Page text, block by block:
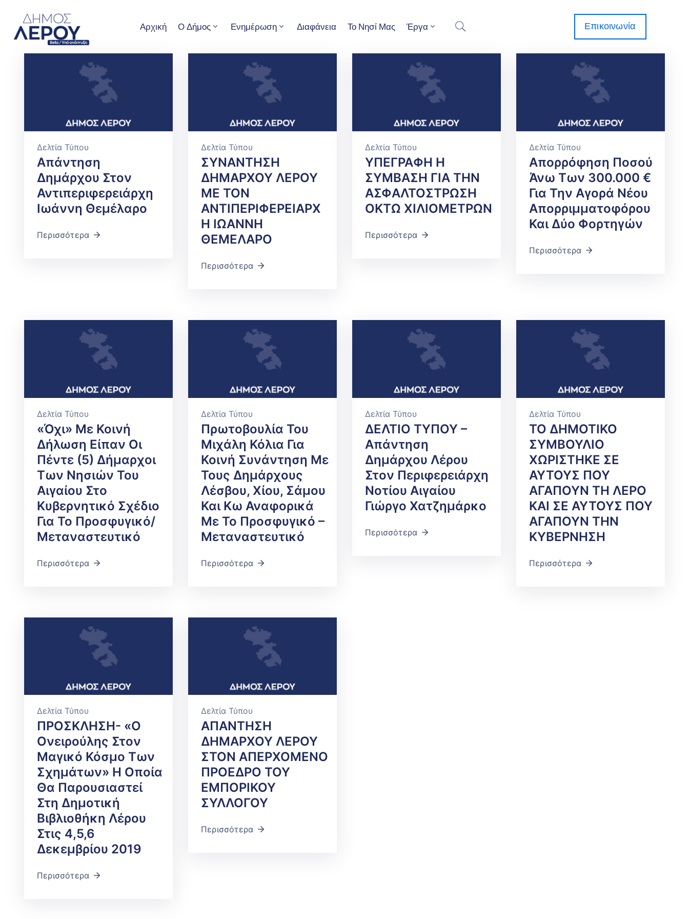
Αρχική Ο Δήμος Ενημέρωση Διαφάνεια Το Νησί Μας Έργα Επικοινωνία
Δελτία Τύπου
Απάντηση
Δημάρχου Στον
Αντιπεριφερειάρχη
Ιωάννη Θεμέλαρο
Περισσότερα
Δελτία Τύπου
ΣΥΝΑΝΤΗΣΗ
ΔΗΜΑΡΧΟΥ ΛΕΡΟΥ
ΜΕ ΤΟΝ
ΑΝΤΙΠΕΡΙΦΕΡΕΙΑΡΧ
Η ΙΩΑΝΝΗ
ΘΕΜΕΛΑΡΟ
Περισσότερα
Δελτία Τύπου
ΥΠΕΓΡΑΦΗ Η
ΣΥΜΒΑΣΗ ΓΙΑ ΤΗΝ
ΑΣΦΑΛΤΟΣΤΡΩΣΗ
ΟΚΤΩ ΧΙΛΙΟΜΕΤΡΩΝ
Περισσότερα
Δελτία Τύπου
Απορρόφηση Ποσού
Άνω Των 300.000 €
Για Την Αγορά Νέου
Απορριμματοφόρου
Και Δύο Φορτηγών
Περισσότερα
Δελτία Τύπου
«Όχι» Με Κοινή
Δήλωση Είπαν Οι
Πέντε (5) Δήμαρχοι
Των Νησιών Του
Αιγαίου Στο
Κυβερνητικό Σχέδιο
Για Το Προσφυγικό/
Μεταναστευτικό
Περισσότερα
Δελτία Τύπου
Πρωτοβουλία Του
Μιχάλη Κόλια Για
Κοινή Συνάντηση Με
Τους Δημάρχους
Λέσβου, Χίου, Σάμου
Και Κω Αναφορικά
Με Το Προσφυγικό –
Μεταναστευτικό
Περισσότερα
Δελτία Τύπου
ΔΕΛΤΙΟ ΤΥΠΟΥ –
Απάντηση
Δημάρχου Λέρου
Στον Περιφερειάρχη
Νοτίου Αιγαίου
Γιώργο Χατζημάρκο
Περισσότερα
Δελτία Τύπου
ΤΟ ΔΗΜΟΤΙΚΟ
ΣΥΜΒΟΥΛΙΟ
ΧΩΡΙΣΤΗΚΕ ΣΕ
ΑΥΤΟΥΣ ΠΟΥ
ΑΓΑΠΟΥΝ ΤΗ ΛΕΡΟ
ΚΑΙ ΣΕ ΑΥΤΟΥΣ ΠΟΥ
ΑΓΑΠΟΥΝ ΤΗΝ
ΚΥΒΕΡΝΗΣΗ
Περισσότερα
Δελτία Τύπου
ΠΡΟΣΚΛΗΣΗ- «Ο
Ονειρούλης Στον
Μαγικό Κόσμο Των
Σχημάτων» Η Οποία
Θα Παρουσιαστεί
Στη Δημοτική
Βιβλιοθήκη Λέρου
Στις 4,5,6
Δεκεμβρίου 2019
Περισσότερα
Δελτία Τύπου
ΑΠΑΝΤΗΣΗ
ΔΗΜΑΡΧΟΥ ΛΕΡΟΥ
ΣΤΟΝ ΑΠΕΡΧΟΜΕΝΟ
ΠΡΟΕΔΡΟ ΤΟΥ
ΕΜΠΟΡΙΚΟΥ
ΣΥΛΛΟΓΟΥ
Περισσότερα